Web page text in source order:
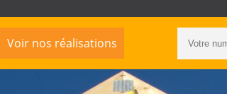
Voir nos réalisations